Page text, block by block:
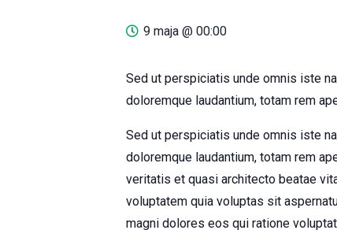
9 maja @ 00:00
Sed ut perspiciatis unde omnis iste
doloremque laudantium, totam rem
Sed ut perspiciatis unde omnis iste
doloremque laudantium, totam rem
veritatis et quasi architecto beatae
voluptatem quia voluptas sit
magni dolores eos qui ratione